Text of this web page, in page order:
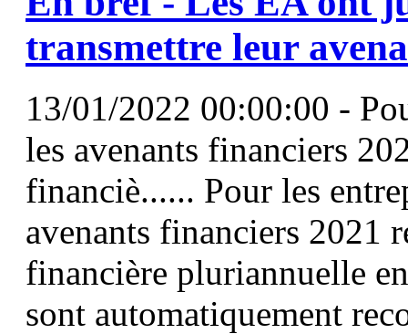
transmettre leur
13/01/2022 00:00:00 -
les avenants financiers
financiè...... Pour les
avenants financiers 2021
financière pluriannuelle
sont automatiquement